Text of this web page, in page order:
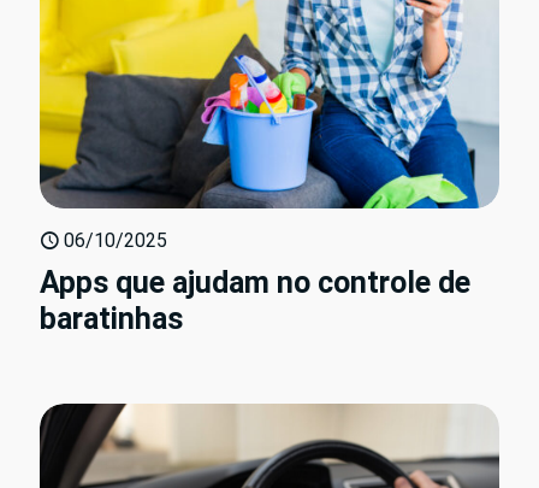
06/10/2025
Apps que ajudam no controle de
baratinhas